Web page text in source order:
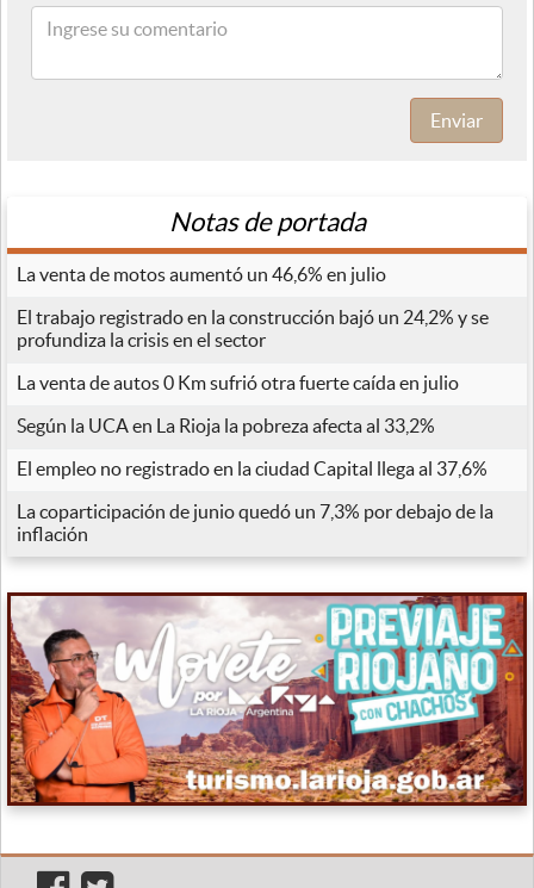
Enviar
Notas de portada
La venta de motos aumentó un 46,6% en julio
El trabajo registrado en la construcción bajó un 24,2% y se
profundiza la crisis en el sector
La venta de autos 0 Km sufrió otra fuerte caída en julio
Según la UCA en La Rioja la pobreza afecta al 33,2%
El empleo no registrado en la ciudad Capital llega al 37,6%
La coparticipación de junio quedó un 7,3% por debajo de la
inflación